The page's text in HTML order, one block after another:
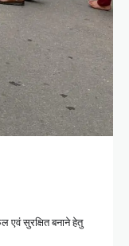
एवं सुरक्षित बनाने हेतु